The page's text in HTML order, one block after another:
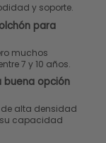
y soporte.
para
muchos
7 y 10 años.
buena opción
alta densidad
su capacidad